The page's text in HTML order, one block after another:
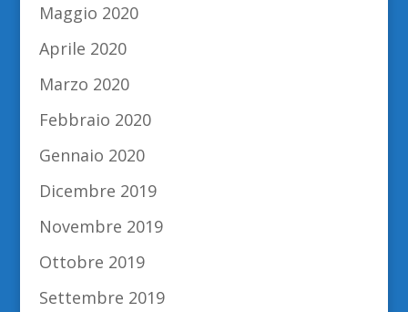
Maggio 2020
Aprile 2020
Marzo 2020
Febbraio 2020
Gennaio 2020
Dicembre 2019
Novembre 2019
Ottobre 2019
Settembre 2019